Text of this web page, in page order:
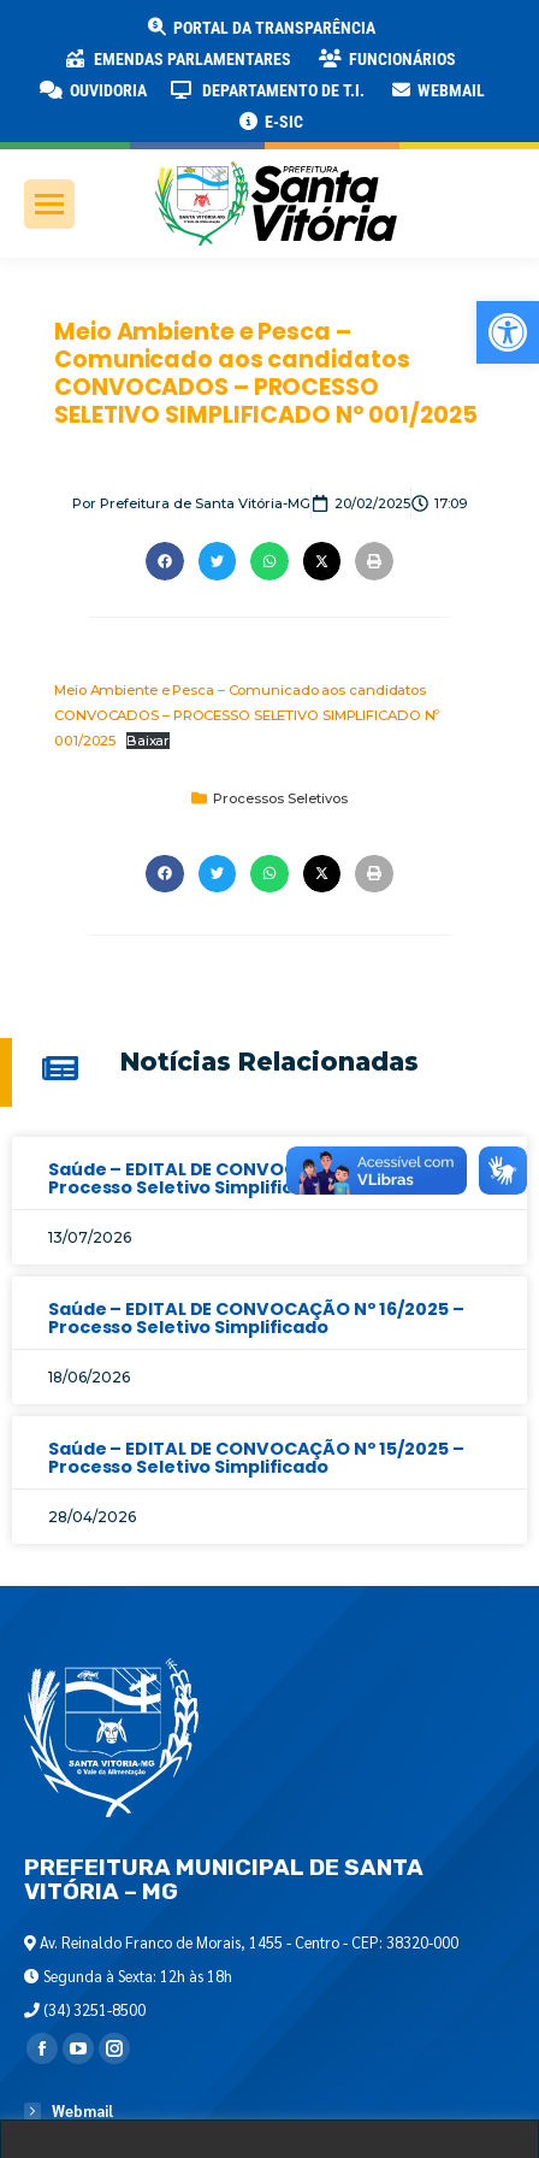
PORTAL DA TRANSPARÊNCIA
EMENDAS PARLAMENTARES
FUNCIONÁRIOS
OUVIDORIA
DEPARTAMENTO DE T.I.
WEBMAIL
E-SIC
Meio Ambiente e Pesca –
Comunicado aos candidatos
CONVOCADOS – PROCESSO
SELETIVO SIMPLIFICADO Nº 001/2025
Por Prefeitura de Santa Vitória-MG 20/02/2025 17:09
Meio Ambiente e Pesca – Comunicado aos candidatos
CONVOCADOS – PROCESSO SELETIVO SIMPLIFICADO Nº
001/2025
Baixar
Processos Seletivos
Notícias Relacionadas
Saúde – EDITAL DE CONVOCAÇÃO Nº 17/2025 –
Processo Seletivo Simplificado
13/07/2026
Saúde – EDITAL DE CONVOCAÇÃO Nº 16/2025 –
Processo Seletivo Simplificado
18/06/2026
Saúde – EDITAL DE CONVOCAÇÃO Nº 15/2025 –
Processo Seletivo Simplificado
28/04/2026
PREFEITURA MUNICIPAL DE SANTA
VITÓRIA – MG
Av. Reinaldo Franco de Morais, 1455 - Centro - CEP: 38320-000
Segunda à Sexta: 12h às 18h
(34) 3251-8500
Encontre-nos em:
Webmail